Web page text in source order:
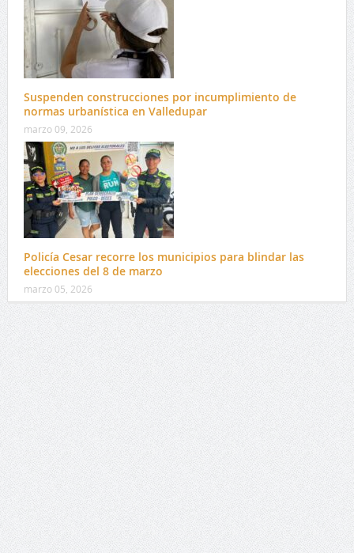
Suspenden construcciones por incumplimiento de
normas urbanística en Valledupar
marzo 09, 2026
Policía Cesar recorre los municipios para blindar las
elecciones del 8 de marzo
marzo 05, 2026